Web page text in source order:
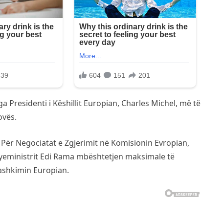
Presidenti i Këshillit Europian, Charles Michel, më të
Negociatat e Zgjerimit në Komisionin Evropian,
Edi Rama mbështetjen maksimale të
Europian.